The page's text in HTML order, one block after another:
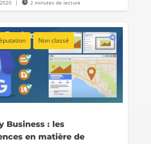
|  2 minutes de lecture
Non classé
Business : les
en matière de